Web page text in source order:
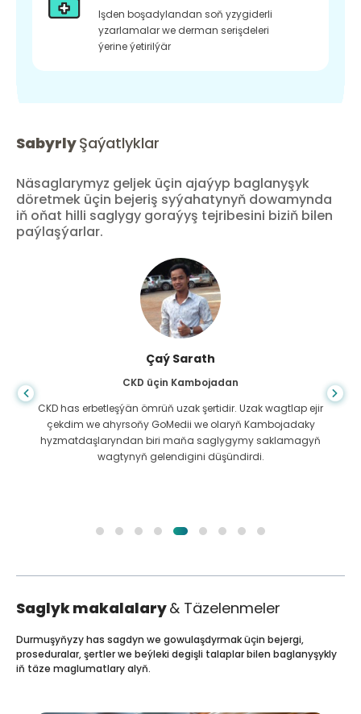
Işden boşadylandan soň yzygiderli
yzarlamalar we derman serişdeleri
ýerine ýetirilýär
SabyrlyŞaýatlyklar
Näsaglarymyz geljek üçin ajaýyp baglanyşyk
döretmek üçin bejeriş syýahatynyň dowamynda
iň oňat hilli saglygy goraýyş tejribesini biziň bilen
paýlaşýarlar.
Çaý Sarath
CKD üçin Kambojadan
CKD has erbetleşýän ömrüň uzak şertidir. Uzak wagtlap ejir
çekdim we ahyrsoňy GoMedii we olaryň Kambojadaky
hyzmatdaşlaryndan biri maňa saglygymy saklamagyň
wagtynyň gelendigini düşündirdi.
Saglyk makalalary& Täzelenmeler
Durmuşyňyzy has sagdyn we gowulaşdyrmak üçin bejergi,
proseduralar, şertler we beýleki degişli talaplar bilen baglanyşykly
iň täze maglumatlary alyň.